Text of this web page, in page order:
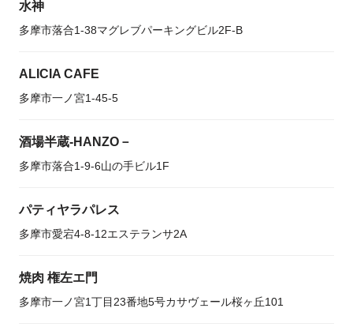
水神
多摩市落合1-38マグレブパーキングビル2F-B
ALICIA CAFE
多摩市一ノ宮1-45-5
酒場半蔵‐HANZO－
多摩市落合1-9-6山の手ビル1F
パティヤラパレス
多摩市愛宕4-8-12エステランサ2A
焼肉 権左エ門
多摩市一ノ宮1丁目23番地5号カサヴェール桜ヶ丘101